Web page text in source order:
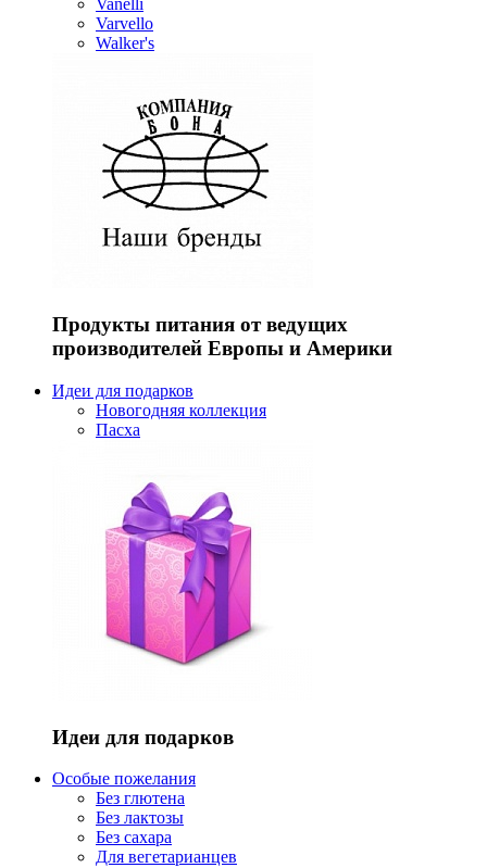
Vanelli
Varvello
Walker's
Продукты питания от ведущих
производителей Европы и Америки
Идеи для подарков
Новогодняя коллекция
Пасха
Идеи для подарков
Особые пожелания
Без глютена
Без лактозы
Без сахара
Для вегетарианцев